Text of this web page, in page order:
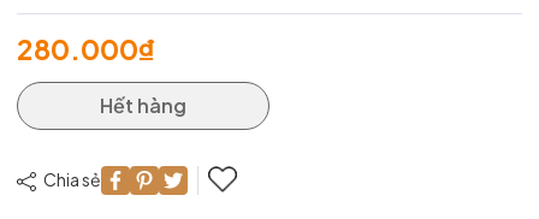
280.000₫
Hết hàng
Chia sẻ